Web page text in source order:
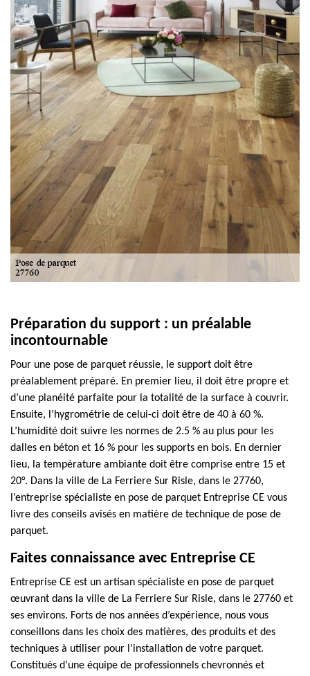
Préparation du support : un préalable
incontournable
Pour une pose de parquet réussie, le support doit être
préalablement préparé. En premier lieu, il doit être propre et
d’une planéité parfaite pour la totalité de la surface à couvrir.
Ensuite, l’hygrométrie de celui-ci doit être de 40 à 60 %.
L’humidité doit suivre les normes de 2.5 % au plus pour les
dalles en béton et 16 % pour les supports en bois. En dernier
lieu, la température ambiante doit être comprise entre 15 et
20°. Dans la ville de La Ferriere Sur Risle, dans le 27760,
l’entreprise spécialiste en pose de parquet Entreprise CE vous
livre des conseils avisés en matière de technique de pose de
parquet.
Faites connaissance avec Entreprise CE
Entreprise CE est un artisan spécialiste en pose de parquet
œuvrant dans la ville de La Ferriere Sur Risle, dans le 27760 et
ses environs. Forts de nos années d’expérience, nous vous
conseillons dans les choix des matières, des produits et des
techniques à utiliser pour l’installation de votre parquet.
Constitués d’une équipe de professionnels chevronnés et